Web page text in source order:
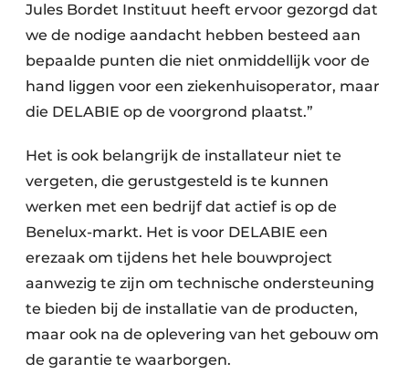
Jules Bordet Instituut heeft ervoor gezorgd dat
we de nodige aandacht hebben besteed aan
bepaalde punten die niet onmiddellijk voor de
hand liggen voor een ziekenhuisoperator, maar
die ­DELABIE op de voorgrond plaatst.”
Het is ook belangrijk de installateur niet te
vergeten, die gerustgesteld is te kunnen
werken met een bedrijf dat actief is op de
Benelux-markt. Het is voor DELABIE een
erezaak om tijdens het hele bouwproject
aanwezig te zijn om technische ondersteuning
te bieden bij de installatie van de producten,
maar ook na de oplevering van het gebouw om
de garantie te waarborgen.